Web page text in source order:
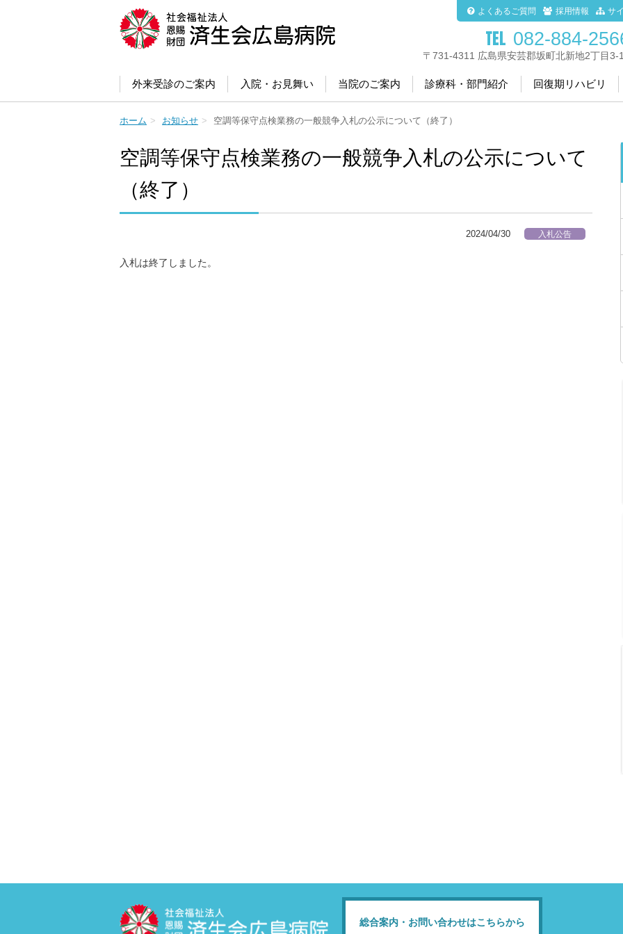
よくあるご質問 採用情報 サ
082-884-
〒731-4311 広島県安芸郡坂町北新地2丁目3-
外来受診のご案内 入院・お見舞い 当院のご案内 診療科・部門紹介 回復期リハビリ
ホーム お知らせ 空調等保守点検業務の一般競争入札の公示について（終了）
空調等保守点検業務の一般競争入札の公示について
（終了）
2024/04/30 入札公告
入札は終了しました。
総合案内・お問い合わせはこちらから